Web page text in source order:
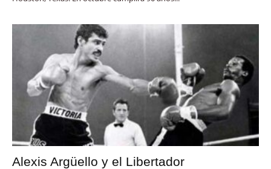
Alexis Argüello y el Libertador